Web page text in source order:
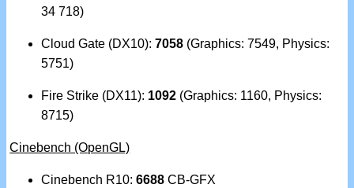
34 718)
Cloud Gate (DX10):7058 (Graphics: 7549, Physics:
5751)
Fire Strike (DX11): 1092 (Graphics: 1160, Physics:
8715)
Cinebench (OpenGL)
Cinebench R10:6688 CB-GFX